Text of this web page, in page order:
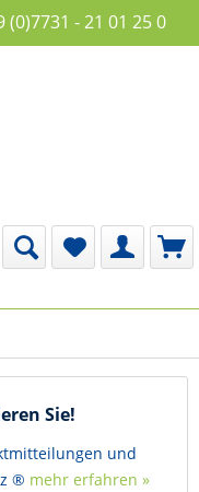
- 21 01 25 0
Sie!
und
® mehr erfahren »